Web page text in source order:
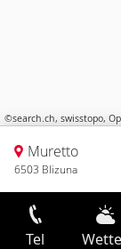
©search.ch, swisstopo,
Muretto
6503 Blizuna
Tel